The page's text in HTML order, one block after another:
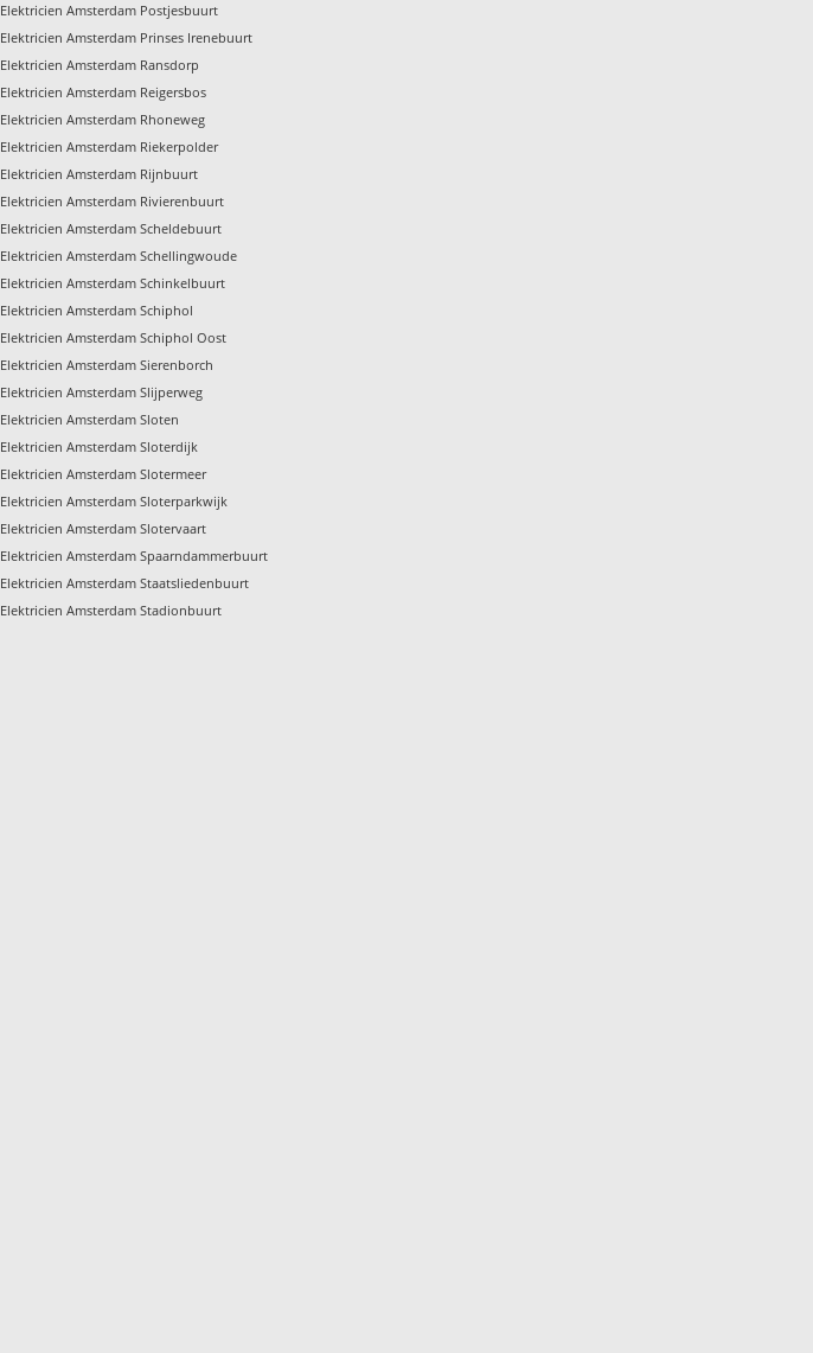
Elektricien Amsterdam Postjesbuurt
Elektricien Amsterdam Prinses Irenebuurt
Elektricien Amsterdam Ransdorp
Elektricien Amsterdam Reigersbos
Elektricien Amsterdam Rhoneweg
Elektricien Amsterdam Riekerpolder
Elektricien Amsterdam Rijnbuurt
Elektricien Amsterdam Rivierenbuurt
Elektricien Amsterdam Scheldebuurt
Elektricien Amsterdam Schellingwoude
Elektricien Amsterdam Schinkelbuurt
Elektricien Amsterdam Schiphol
Elektricien Amsterdam Schiphol Oost
Elektricien Amsterdam Sierenborch
Elektricien Amsterdam Slijperweg
Elektricien Amsterdam Sloten
Elektricien Amsterdam Sloterdijk
Elektricien Amsterdam Slotermeer
Elektricien Amsterdam Sloterparkwijk
Elektricien Amsterdam Slotervaart
Elektricien Amsterdam Spaarndammerbuurt
Elektricien Amsterdam Staatsliedenbuurt
Elektricien Amsterdam Stadionbuurt